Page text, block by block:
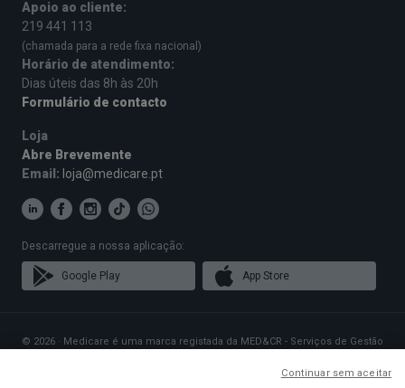
Apoio ao cliente:
219 441 113
(chamada para a rede fixa nacional)
Horário de atendimento:
Dias úteis das 8h às 20h
Formulário de contacto
Loja
Abre Brevemente
Email: loja@medicare.pt
Descarregue a nossa aplicação:
Google Play App Store
© 2026 · Medicare é uma marca registada da MED&CR - Serviços de Gestão
sede social em Rua Rodrigues Sampaio n.º 103, 1150-279 Lisboa, que gere
Continuar sem aceitar